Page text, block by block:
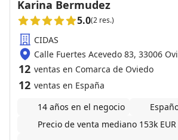
Karina Bermudez
5.0(2 res.)
CIDAS
Calle Fuertes Acevedo 83, 33006
12 ventas en Comarca de Oviedo
12 ventas en España
14 años en el negocio
Precio de venta mediano 153k EUR